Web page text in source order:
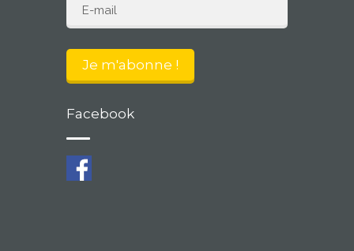
Facebook